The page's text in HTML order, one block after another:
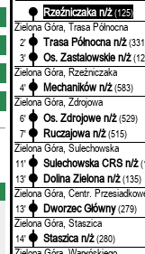
Rzeźniczaka n/ż (125)
Zielona Góra, Trasa Północna
2' Trasa Północna n/ż
3'
Os. Zastalowskie n/ż
Zielona Góra, Rzeźniczaka
4' Mechaników n/ż (583)
Zielona Góra, Zdrojowa
6' Os. Zdrojowe n/ż (529)
7'
Ruczajowa n/ż (515)
Zielona Góra, Sulechowska
11' Sulechowska CRS n/ż
13'
Dolina Zielona n/ż (135)
Zielona Góra, Centr.
13' Dworzec Główny (279)
Zielona Góra, Staszica
14' Staszica n/ż (280)